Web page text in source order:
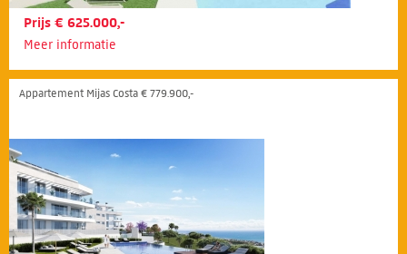
Prijs € 625.000,-
Meer informatie
Appartement Mijas Costa € 779.900,-